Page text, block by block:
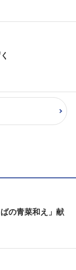
の青菜和え」献